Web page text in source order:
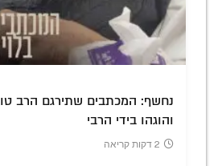
נחשף: המכתבים שתירגם הרב
והוגהו בידי הרבי
2 דקות קריאה